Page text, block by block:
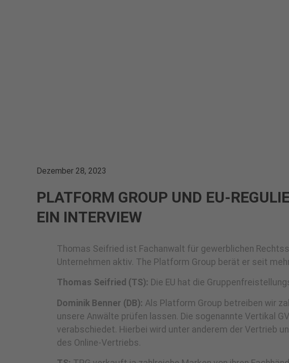
Dezember 28, 2023
PLATFORM GROUP UND EU-
EIN INTERVIEW
Thomas Seifried ist Fachanwalt für gewerblichen
Unternehmen aktiv. The Platform Group berät er seit
Thomas Seifried (TS): Die EU hat die
Dominik Benner (DB): Als Platform Group betreiben wir
unsere Anwälte prüfen lassen. Die sogenannte Vertikal
verabschiedet. Hierbei wird unter anderem der Vertrieb
des Online-Vertriebs.